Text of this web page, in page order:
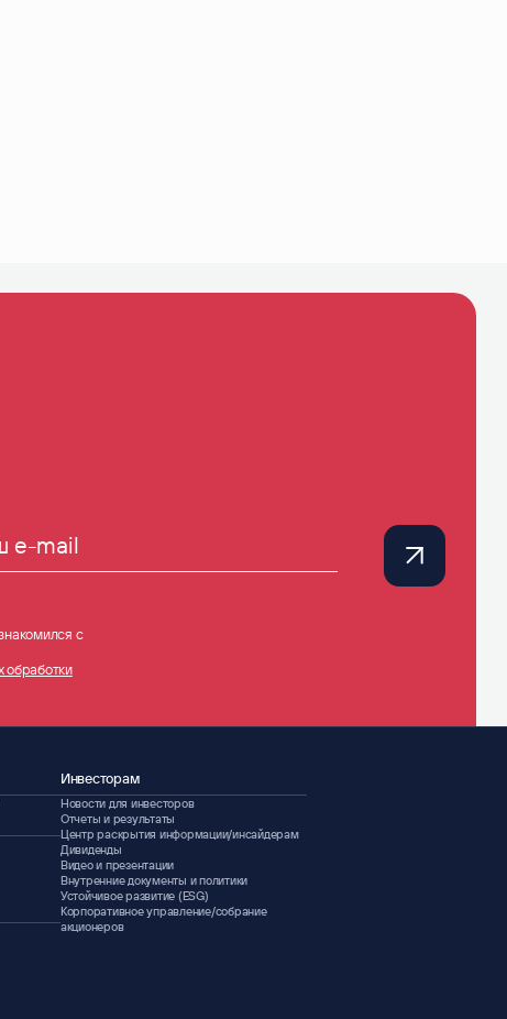
e-mail
с
обработки
Инвесторам
Новости для инвесторов
Отчеты и результаты
Центр раскрытия информации/инсайдерам
Дивиденды
Видео и презентации
Внутренние документы и политики
Устойчивое развитие (ESG)
Корпоративное управление/собрание
акционеров